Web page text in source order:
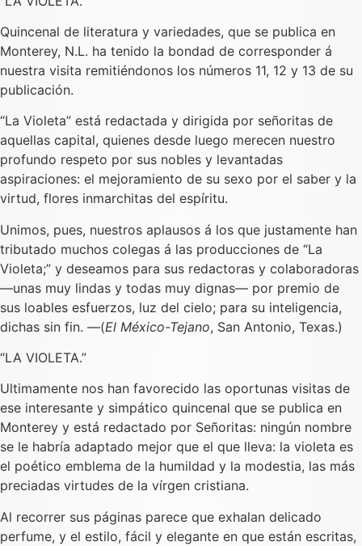
Quincenal de literatura y variedades, que se publica en
Monterey, N.L. ha tenido la bondad de corresponder á
nuestra visita remitiéndonos los números 11, 12 y 13 de su
publicación.
“La Violeta” está redactada y dirigida por señoritas de
aquellas capital, quienes desde luego merecen nuestro
profundo respeto por sus nobles y levantadas
aspiraciones: el mejoramiento de su sexo por el saber y la
virtud, flores inmarchitas del espíritu.
Unimos, pues, nuestros aplausos á los que justamente han
tributado muchos colegas á las producciones de “La
Violeta;” y deseamos para sus redactoras y colaboradoras
—unas muy lindas y todas muy dignas— por premio de
sus loables esfuerzos, luz del cielo; para su inteligencia,
dichas sin fin. —(El México-Tejano, San Antonio, Texas.)
“LA VIOLETA.”
Ultimamente nos han favorecido las oportunas visitas de
ese interesante y simpático quincenal que se publica en
Monterey y está redactado por Señoritas: ningún nombre
se le habría adaptado mejor que el que lleva: la violeta es
el poético emblema de la humildad y la modestia, las más
preciadas virtudes de la vírgen cristiana.
Al recorrer sus páginas parece que exhalan delicado
perfume, y el estilo, fácil y elegante en que están escritas,